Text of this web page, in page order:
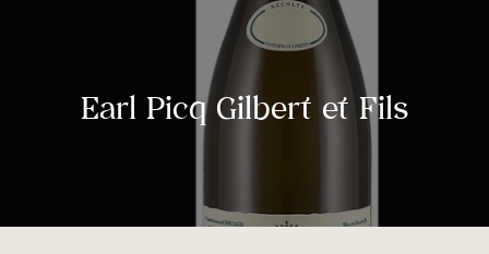
S
Earl Picq Gilbert et Fils